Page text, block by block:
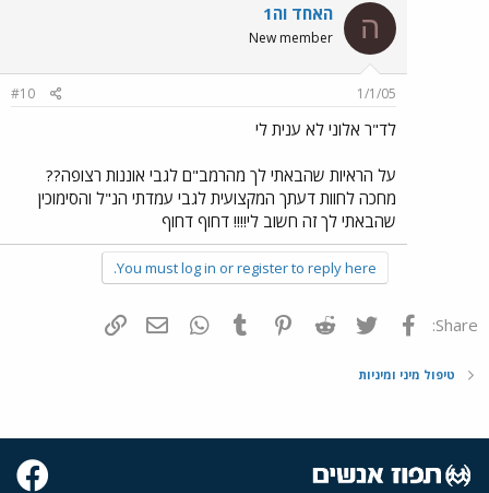
ה האחד וה1
New member
1/1/05
#10
לד"ר אלוני לא ענית לי
על הראיות שהבאתי לך מהרמב"ם לגבי אוננות רצופה??
מחכה לחוות דעתך המקצועית לגבי עמדתי הנ"ל והסימוכין
שהבאתי לך זה חשוב לי!!!! דחוף דחוף
You must log in or register to reply here.
Share: פייסבוק Twitter
Reddit
Pinterest
Tumblr
WhatsAppדואר אלקטרוני
טיפול מיני ומיניות